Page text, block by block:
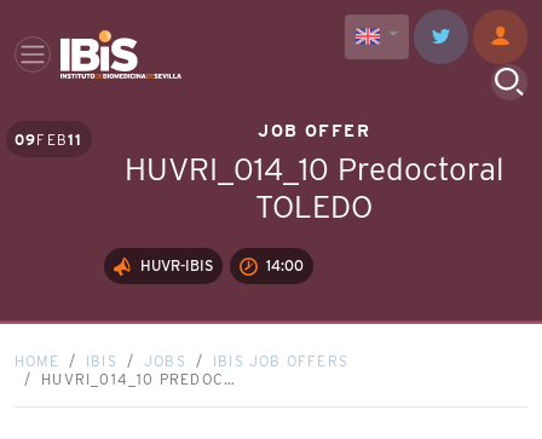
09FEB11 JOB OFFER
HUVRI_014_10 Predoctoral
TOLEDO
HUVR-IBIS 14:00
HOME IBIS JOBS
IBIS JOB OFFERS
HUVRI_014_10 PREDOC…